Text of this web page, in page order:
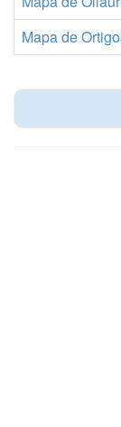
Mapa de